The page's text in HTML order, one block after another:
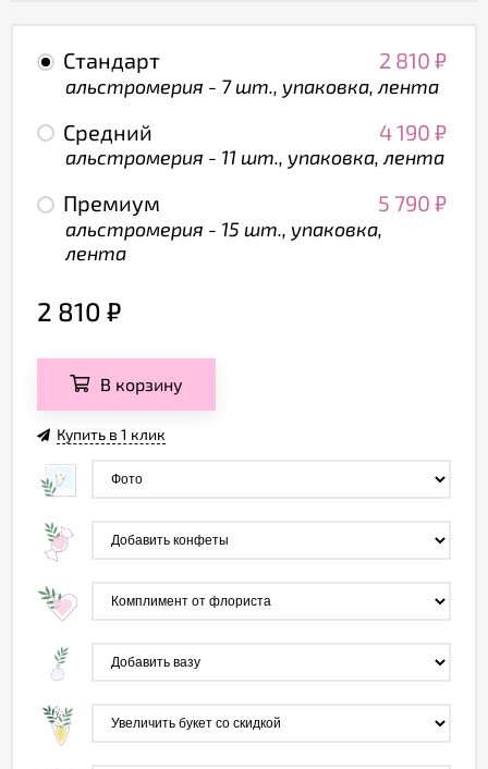
Стандарт 2 810 ₽
альстромерия - 7 шт., упаковка, лента
Средний 4 190 ₽
альстромерия - 11 шт., упаковка, лента
Премиум 5 790 ₽
альстромерия - 15 шт., упаковка,
лента
2 810 ₽
В корзину
Купить в 1 клик